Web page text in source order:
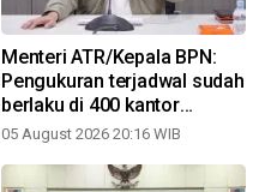
Menteri ATR/Kepala BPN:
Pengukuran terjadwal sudah
berlaku di 400 kantor
pertanahan
05 August 2026 20:16 WIB